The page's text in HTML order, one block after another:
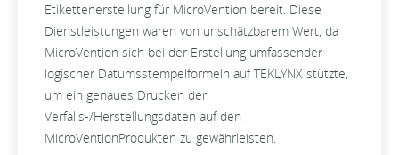
Etikettenerstellung für MicroVention bereit. Diese
Dienstleistungen waren von unschätzbarem Wert, da
MicroVention sich bei der Erstellung umfassender
logischer Datumsstempelformeln auf TEKLYNX stützte,
um ein genaues Drucken der
Verfalls-/Herstellungsdaten auf den
MicroVentionProdukten zu gewährleisten.